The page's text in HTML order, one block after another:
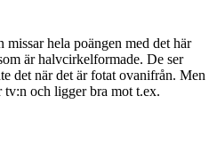
hela poängen med det här
är halvcirkelformade. De ser
det när det är fotat ovanifrån. Men
tv:n och ligger bra mot t.ex.